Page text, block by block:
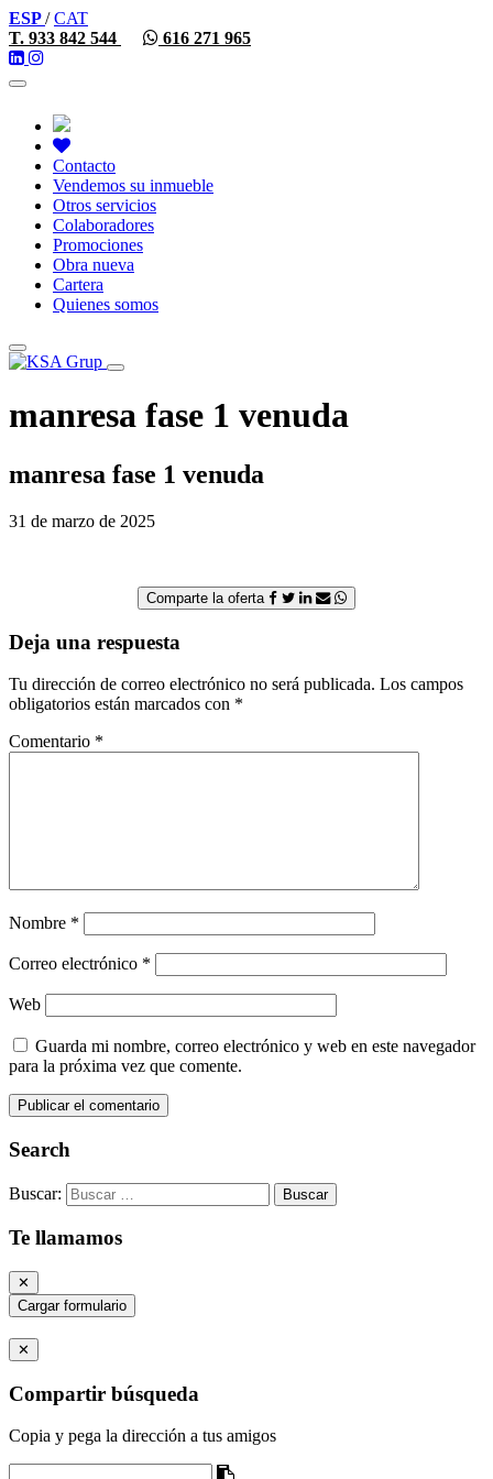
ESP/CAT
T. 933 842 544
616 271 965
Toggle
Contacto
Vendemos su inmueble
Otros servicios
Colaboradores
Promociones
Obra nueva
Cartera
Quienes somos
Toggle
navigation
manresa fase 1 venuda
manresa fase 1 venuda
31 de marzo de 2025
Comparte la oferta
Deja una respuesta
Tu dirección de correo electrónico no será publicada. Los campos
obligatorios están marcados con *
Comentario *
Nombre *
Correo electrónico *
Web
Guarda mi nombre, correo electrónico y web en este navegador
para la próxima vez que comente.
Search
Buscar:
Te llamamos
✕
Cargar formulario
✕
Compartir búsqueda
Copia y pega la dirección a tus amigos